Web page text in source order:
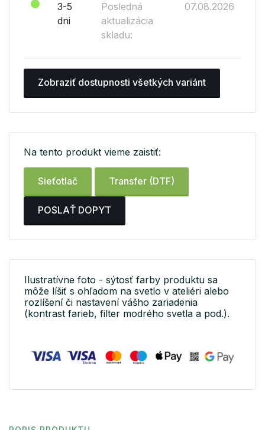
3-5
dni
Posledná
aktualizácia
skladu:
07.08.2026
Zobraziť dostupnosti všetkých variánt
Na tento produkt vieme zaistiť:
Sieťotlač Transfer (DTF)
POSLAŤ DOPYT
Ilustratívne foto - sýtosť farby produktu sa
môže líšiť s ohľadom na svetlo v ateliéri alebo
rozlíšení či nastavení vášho zariadenia
(kontrast farieb, filter modrého svetla a pod.).